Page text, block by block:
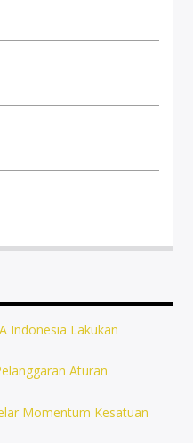
Indonesia Lakukan
Aturan
Momentum Kesatuan